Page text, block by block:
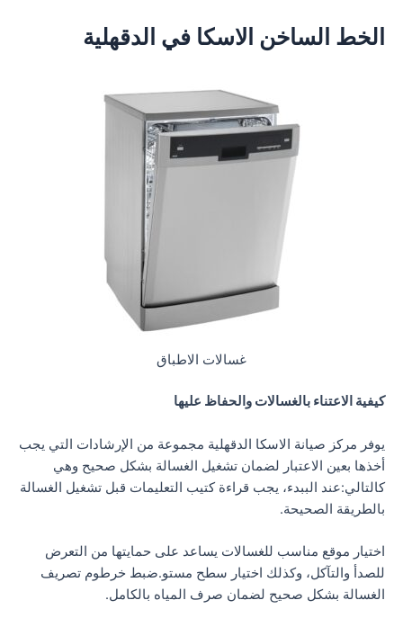
الخط الساخن الاسكا في الدقهلية
غسالات الاطباق
كيفية الاعتناء بالغسالات والحفاظ عليها
يوفر مركز صيانة الاسكا الدقهلية مجموعة من الإرشادات التي يجب
أخذها بعين الاعتبار لضمان تشغيل الغسالة بشكل صحيح وهي
كالتالي:عند الببدء، يجب قراءة كتيب التعليمات قبل تشغيل الغسالة
بالطريقة الصحيحة.
اختيار موقع مناسب للغسالات يساعد على حمايتها من التعرض
للصدأ والتآكل، وكذلك اختيار سطح مستو.ضبط خرطوم تصريف
الغسالة بشكل صحيح لضمان صرف المياه بالكامل.